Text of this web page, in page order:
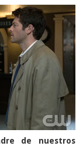
de nuestros